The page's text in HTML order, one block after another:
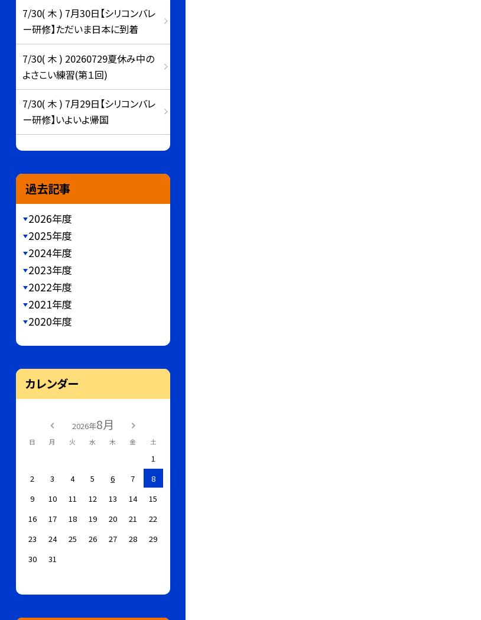
7/30( 木 ) 7月30日【シリコンバレ
ー研修】ただいま日本に到着
7/30( 木 ) 20260729夏休み中の
よさこい練習(第１回)
7/30( 木 ) 7月29日【シリコンバレ
ー研修】いよいよ帰国
過去記事
2026年度
2025年度
2024年度
2023年度
2022年度
2021年度
2020年度
カレンダー
2026年8月
日 月 火 水 木 金 土
1
2
3 4 5 6 7
8
9
10 11 12 13 14
15
16
17 18 19 20 21
22
23
24 25 26 27 28
29
30
31